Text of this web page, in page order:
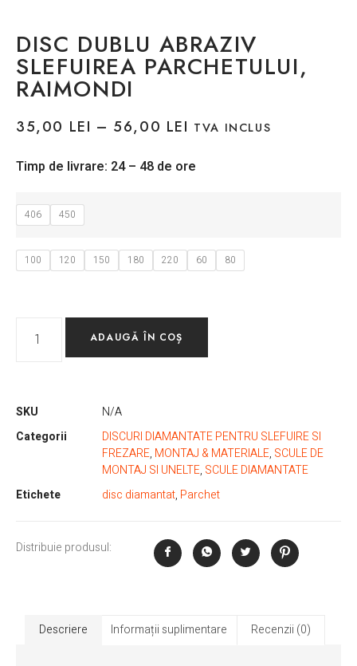
DISC DUBLU ABRAZIV
SLEFUIREA PARCHETULUI,
RAIMONDI
35,00 LEI – 56,00 LEI TVA INCLUS
Timp de livrare: 24 – 48 de ore
406 450
100 120 150 180 220 60 80
ADAUGĂ ÎN COȘ
SKU
N/A
Categorii
DISCURI DIAMANTATE PENTRU SLEFUIRE SI
FREZARE, MONTAJ & MATERIALE, SCULE DE
MONTAJ SI UNELTE, SCULE DIAMANTATE
Etichete
disc diamantat, Parchet
Distribuie produsul:
Descriere Informații suplimentare Recenzii (0)